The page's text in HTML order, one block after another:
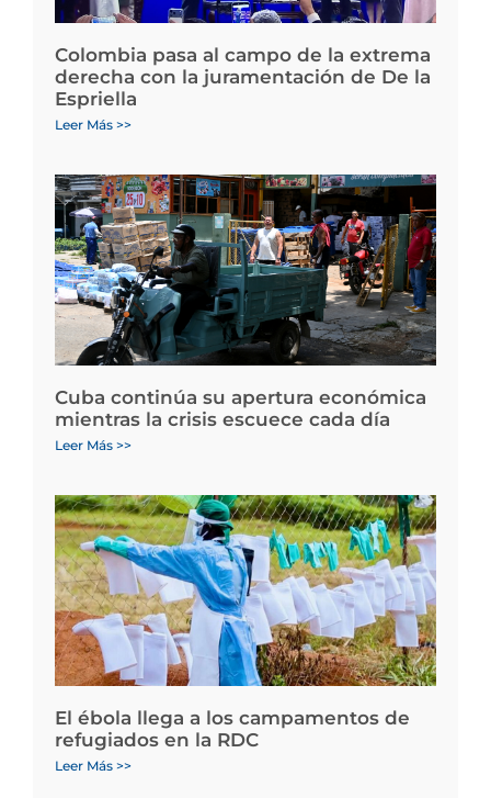
Colombia pasa al campo de la extrema
derecha con la juramentación de De la
Espriella
Leer Más >>
Cuba continúa su apertura económica
mientras la crisis escuece cada día
Leer Más >>
El ébola llega a los campamentos de
refugiados en la RDC
Leer Más >>